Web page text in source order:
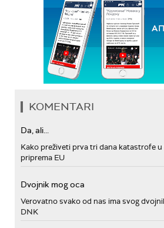
KOMENTARI
Da, ali...
Kako preživeti prva tri dana katastrofe u
priprema EU
Dvojnik mog oca
Verovatno svako od nas ima svog
DNK